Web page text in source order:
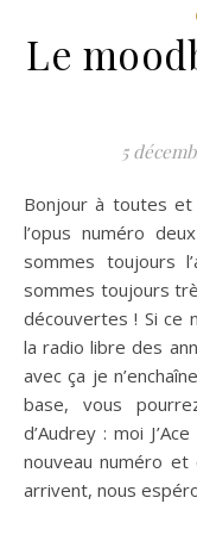
Le
5
Bonjour à toutes et à tous, c’est le retour, le comeback,
l’opus numéro
sommes toujours
sommes toujours
découvertes ! Si ce
la radio libre des
avec ça je
base, vous
d’Audrey : moi
nouveau numéro
arrivent, nous